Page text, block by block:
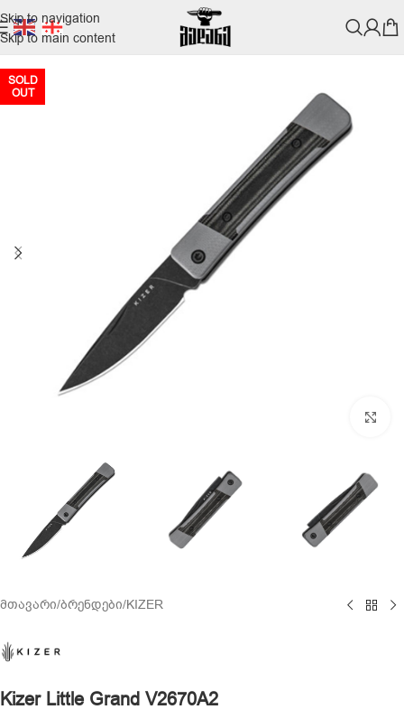
Skip to navigation
Skip to main content
SOLD
OUT
მთავარი/ბრენდები/KIZER
Kizer Little Grand V2670A2